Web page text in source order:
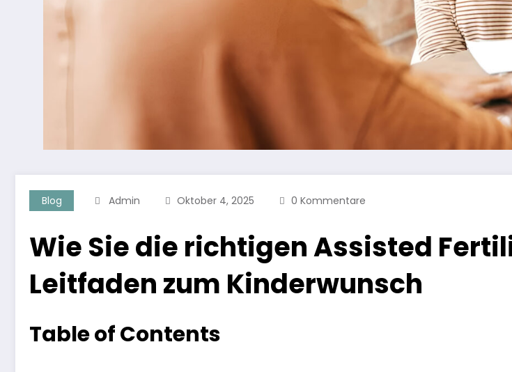
Blog Admin Oktober 4, 2025 0 Kommentare
Wie Sie die richtigen Assisted
Leitfaden zum Kinderwunsch
Table of Contents